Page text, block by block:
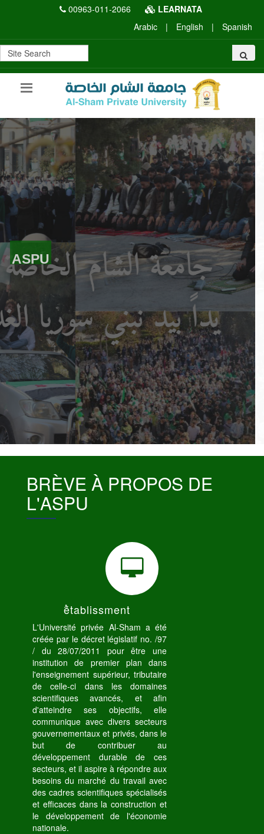
00963-011-2066
LEARNATA
Arabic
| English | Spanish
ASPU
Details
BRÈVE À PROPOS DE
L'ASPU
ُétablissment
L'Université privée Al-Sham a été
créée par le décret législatif no. /97
/ du 28/07/2011 pour être une
institution de premier plan dans
l'enseignement supérieur, tributaire
de celle-ci dans les domaines
scientifiques avancés, et afin
d'atteindre ses objectifs, elle
communique avec divers secteurs
gouvernementaux et privés, dans le
but de contribuer au
développement durable de ces
secteurs, et il aspire à répondre aux
besoins du marché du travail avec
des cadres scientifiques spécialisés
et efficaces dans la construction et
le développement de l'économie
nationale.